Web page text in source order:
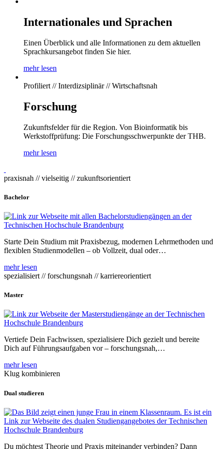
Internationales und Sprachen
Einen Überblick und alle Informationen zu dem aktuellen
Sprachkursangebot finden Sie hier.
mehr lesen
Profiliert // Interdizsiplinär // Wirtschaftsnah
Forschung
Zukunftsfelder für die Region. Von Bioinformatik bis
Werkstoffprüfung: Die Forschungsschwerpunkte der THB.
mehr lesen
praxisnah // vielseitig // zukunftsorientiert
Bachelor
Starte Dein Studium mit Praxisbezug, modernen Lehrmethoden und
flexiblen Studienmodellen – ob Vollzeit, dual oder…
mehr lesen
spezialisiert // forschungsnah // karriereorientiert
Master
Vertiefe Dein Fachwissen, spezialisiere Dich gezielt und bereite
Dich auf Führungsaufgaben vor – forschungsnah,…
mehr lesen
Klug kombinieren
Dual studieren
Du möchtest Theorie und Praxis miteinander verbinden? Dann